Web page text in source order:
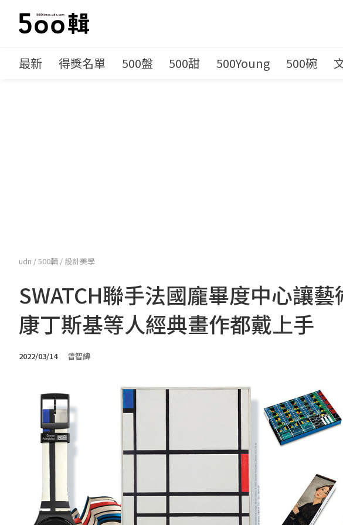
最新 得獎名單 500盤 500甜 500Young 500碗
udn /500輯 / 設計美學
SWATCH聯手法國龐畢度中心讓
康丁斯基等人經典畫作都戴上手
2022/03/14 曾智緯